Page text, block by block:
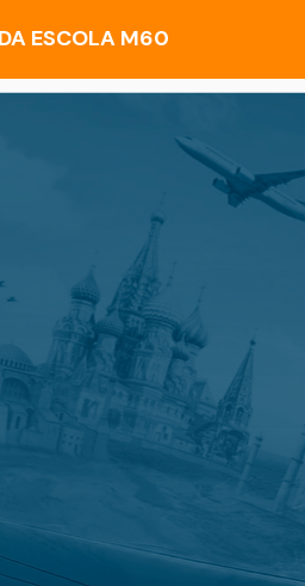
ESCOLA M60